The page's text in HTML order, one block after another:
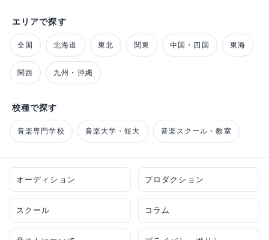
エリアで探す
全国 北海道 東北 関東 中国・四国 東海
関西 九州・沖縄
校種で探す
音楽専門学校 音楽大学・短大 音楽スクール・教室
オーディション プロダクション
スクール コラム